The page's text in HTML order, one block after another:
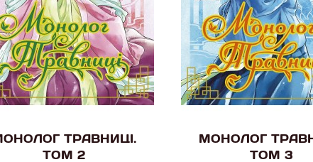
ТРАВНИЦІ.
ТОМ 2
МОНОЛОГ
ТОМ 3